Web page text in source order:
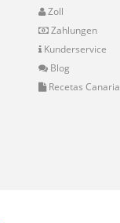
Zoll
Zahlungen
Kunderservice
Blog
Recetas